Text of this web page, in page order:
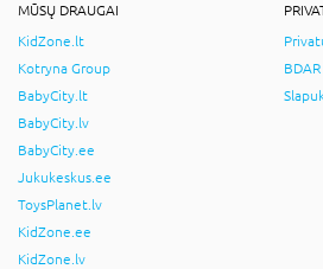
MŪSŲ DRAUGAI
KidZone.lt
Kotryna Group
BabyCity.lt
BabyCity.lv
BabyCity.ee
Jukukeskus.ee
ToysPlanet.lv
KidZone.ee
KidZone.lv